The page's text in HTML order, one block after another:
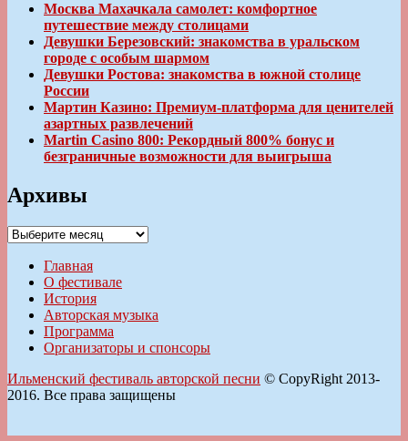
Москва Махачкала самолет: комфортное
путешествие между столицами
Девушки Березовский: знакомства в уральском
городе с особым шармом
Девушки Ростова: знакомства в южной столице
России
Мартин Казино: Премиум-платформа для ценителей
азартных развлечений
Martin Casino 800: Рекордный 800% бонус и
безграничные возможности для выигрыша
Архивы
Архивы
Главная
О фестивале
История
Авторская музыка
Программа
Организаторы и спонсоры
Ильменский фестиваль авторской песни © CopyRight 2013-
2016. Все права защищены